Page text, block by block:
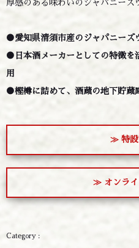
厚感のある味わいのジャパニーズ
●愛知県清須市産のジャパニーズ
●日本酒メーカーとしての特徴を
用
●樫樽に詰めて、酒蔵の地下貯蔵
≫ 特設
≫ オンライ